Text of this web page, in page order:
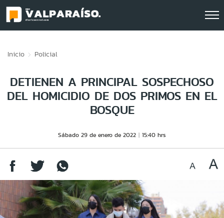
Inicio Policial
DETIENEN A PRINCIPAL SOSPECHOSO
DEL HOMICIDIO DE DOS PRIMOS EN EL
BOSQUE
Sábado 29 de enero de 2022 15:40 hrs